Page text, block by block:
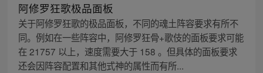
阿修罗狂歌极品面板
关于阿修罗狂歌的极品面板，不同的魂土阵容要求有所不
同。例如在一些阵容中，阿修罗狂骨+歌伎的面板要求可能
在 21757 以上，速度需要大于 158 。但具体的面板要求
还会因阵容配置和其他式神的属性而有所...